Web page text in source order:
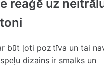
reaģē uz
būt ļoti pozitīva un tai
dizains ir smalks un